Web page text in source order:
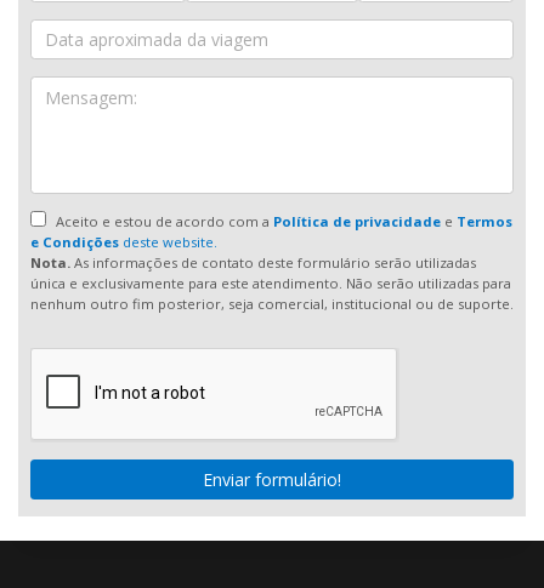
Aceito e estou de acordo com a Política de privacidadee Termos
e Condições deste website.
Nota. As informações de contato deste formulário serão utilizadas
única e exclusivamente para este atendimento. Não serão utilizadas para
nenhum outro fim posterior, seja comercial, institucional ou de suporte.
Enviar formulário!